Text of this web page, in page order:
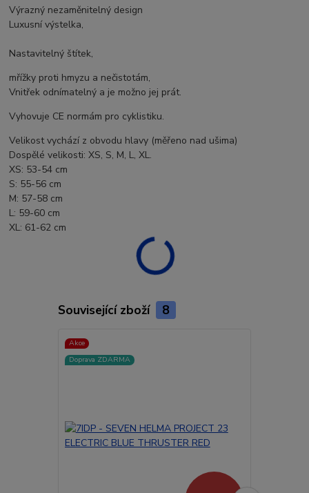
Výrazný nezaměnitelný design
Luxusní výstelka,
Nastavitelný štítek,
mřížky proti hmyzu a nečistotám,
Vnitřek odnímatelný a je možno jej prát.
Vyhovuje CE normám pro cyklistiku.
Velikost vychází z obvodu hlavy (měřeno nad ušima)
Dospělé velikosti: XS, S, M, L, XL.
XS: 53-54 cm
S: 55-56 cm
M: 57-58 cm
L: 59-60 cm
XL: 61-62 cm
Související zboží 8
Akce
Doprava ZDARMA